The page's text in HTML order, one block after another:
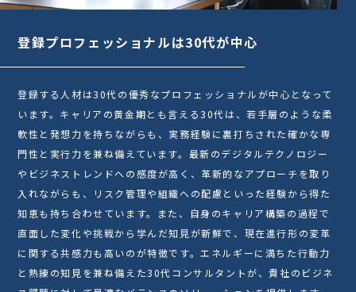
登録プロフェッショナルは30代が中心
登録する人材は30代の優秀なプロフェッショナルが中心となって
います。キャリアの黄金期とも言える30代は、若手層のような柔
軟性と発想力を持ちながらも、実務経験に裏打ちされた確かな専
門性と実行力を兼ね備えています。最新のデジタルテクノロジー
やビジネストレンドへの感度が高く、革新的なアプローチを取り
入れながらも、リスク管理や組織への配慮といった経験から得た
知恵も持ち合わせています。また、自身のキャリア構築の過程で
直面した変化や挑戦から学んだ知見が新鮮で、現在進行形の変革
に関する共感力も高いのが特徴です。エネルギーに満ちた行動力
と熟練の知見を兼ね備えた30代コンサルタントが、貴社のビジネ